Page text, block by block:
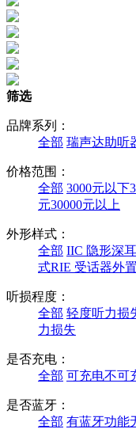
筛选
品牌系列：
全部 瑞声达助听
价格范围：
全部 3000元以下
元30000元以上
外形样式：
全部 IIC 隐形深
式RIE 受话器外
听损程度：
全部 轻度听力损
力损失
是否充电：
全部 可充电不可
是否蓝牙：
全部 有蓝牙功能